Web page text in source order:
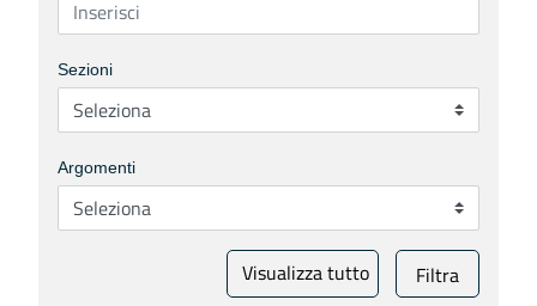
Sezioni
Argomenti
Visualizza tutto Filtra